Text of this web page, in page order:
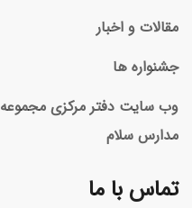
مقالات و اخبار
جشنواره ها
وب سایت دفتر مرکزی مجموعه
مدارس سلام
تماس با ما